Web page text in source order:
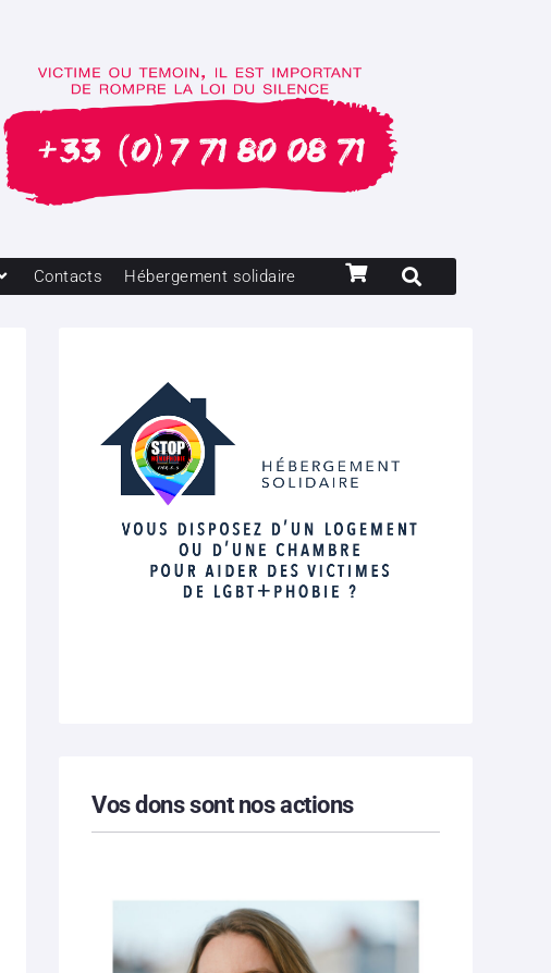
Contacts Hébergement solidaire
Vos dons sont nos actions